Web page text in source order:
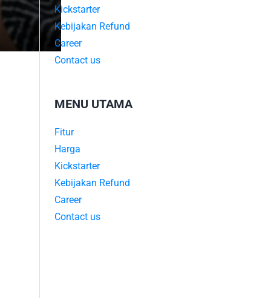
Kickstarter
Kebijakan Refund
Career
Contact us
MENU UTAMA
Fitur
Harga
Kickstarter
Kebijakan Refund
Career
Contact us